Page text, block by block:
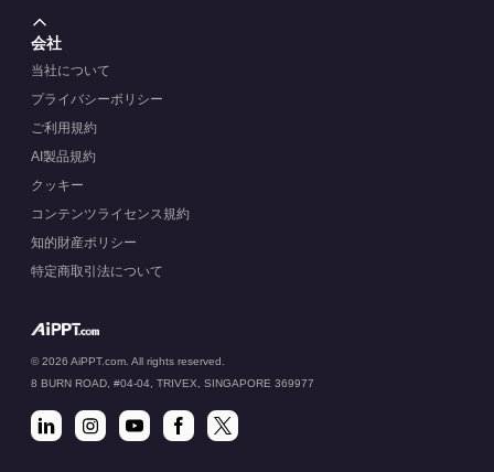
会社
当社について
プライバシーポリシー
ご利用規約
AI製品規約
クッキー
コンテンツライセンス規約
知的財産ポリシー
特定商取引法について
© 2026 AiPPT.com. All rights reserved.
8 BURN ROAD, #04-04, TRIVEX, SINGAPORE 369977